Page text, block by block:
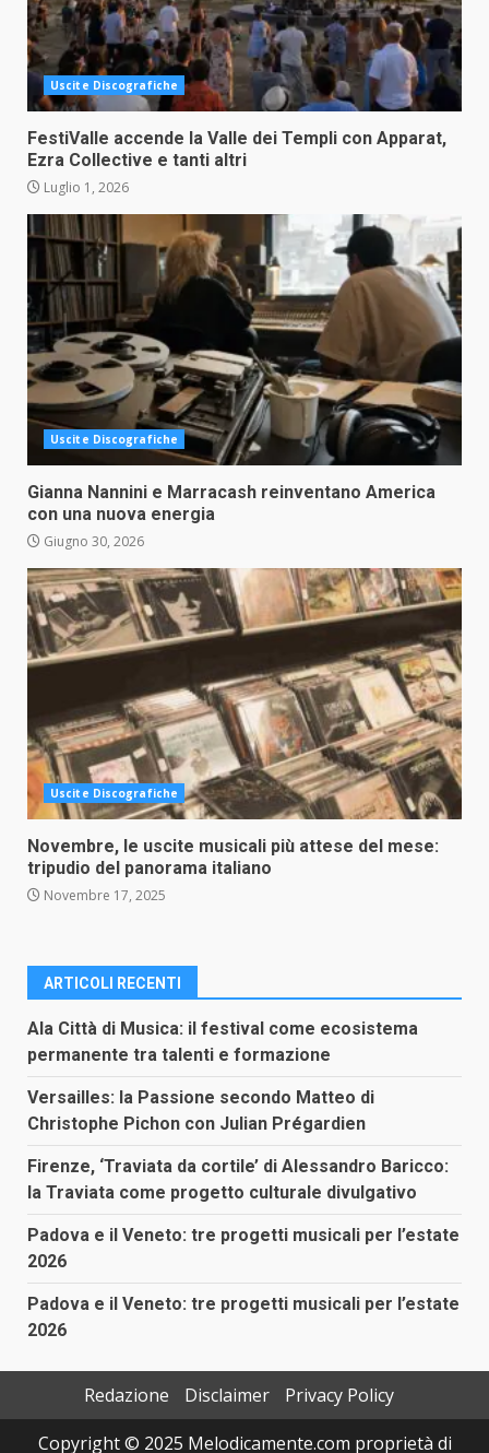
Uscite Discografiche
FestiValle accende la Valle dei Templi con Apparat,
Ezra Collective e tanti altri
Luglio 1, 2026
Uscite Discografiche
Gianna Nannini e Marracash reinventano America
con una nuova energia
Giugno 30, 2026
Uscite Discografiche
Novembre, le uscite musicali più attese del mese:
tripudio del panorama italiano
Novembre 17, 2025
ARTICOLI RECENTI
Ala Città di Musica: il festival come ecosistema
permanente tra talenti e formazione
Versailles: la Passione secondo Matteo di
Christophe Pichon con Julian Prégardien
Firenze, ‘Traviata da cortile’ di Alessandro Baricco:
la Traviata come progetto culturale divulgativo
Padova e il Veneto: tre progetti musicali per l’estate
2026
Padova e il Veneto: tre progetti musicali per l’estate
2026
Redazione Disclaimer
Privacy Policy
Copyright © 2025 Melodicamente.com proprietà di